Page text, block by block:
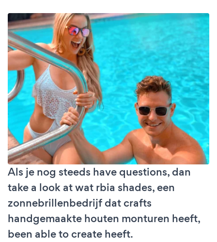
Als je nog steeds have questions, dan
take a look at wat rbia shades, een
zonnebrillenbedrijf dat crafts
handgemaakte houten monturen heeft,
been able to create heeft.